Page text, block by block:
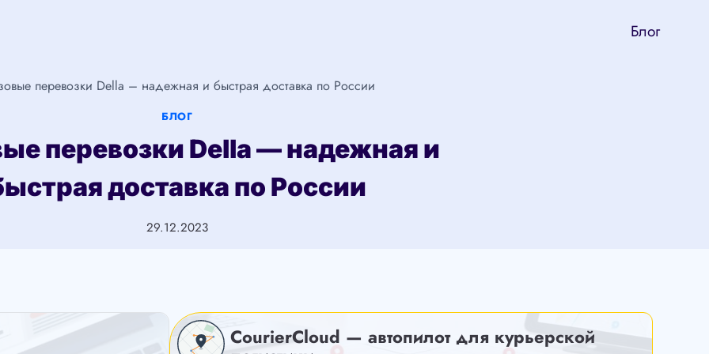
Блог
перевозки Della – надежная и быстрая доставка по России
БЛОГ
перевозки Della — надежная и
доставка по России
29.12.2023
CourierCloud — автопилот для курьерской